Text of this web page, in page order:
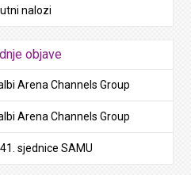
nalozi
objave
Arena Channels Group
Arena Channels Group
sjednice SAMU